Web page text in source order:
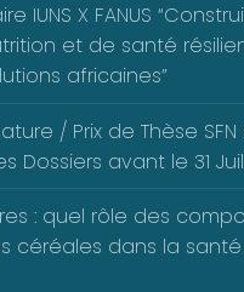
IUNS X FANUS
et de santé
africaines”
/ Prix de Thèse SFN X
Dossiers avant le 31
: quel rôle des
céréales dans la santé